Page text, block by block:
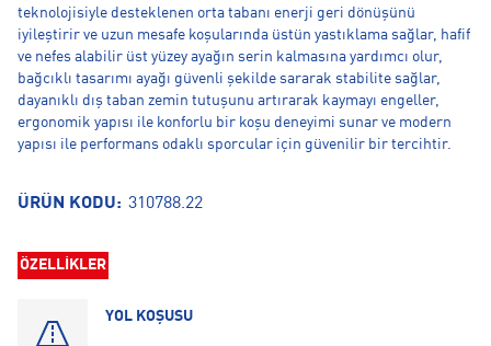
teknolojisiyle desteklenen orta tabanı enerji geri dönüşünü
iyileştirir ve uzun mesafe koşularında üstün yastıklama sağlar, hafif
ve nefes alabilir üst yüzey ayağın serin kalmasına yardımcı olur,
bağcıklı tasarımı ayağı güvenli şekilde sararak stabilite sağlar,
dayanıklı dış taban zemin tutuşunu artırarak kaymayı engeller,
ergonomik yapısı ile konforlu bir koşu deneyimi sunar ve modern
yapısı ile performans odaklı sporcular için güvenilir bir tercihtir.
ÜRÜN KODU: 310788.22
ÖZELLİKLER
YOL KOŞUSU